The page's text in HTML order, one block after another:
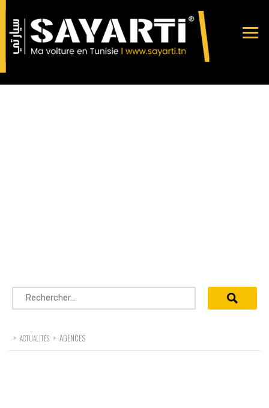
Rechercher :
> ACTUALITÉS > AGENCES